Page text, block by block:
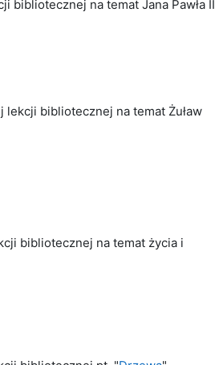
bibliotecznej na temat Jana Pawła II
lekcji bibliotecznej na temat Żuław
bibliotecznej na temat życia i